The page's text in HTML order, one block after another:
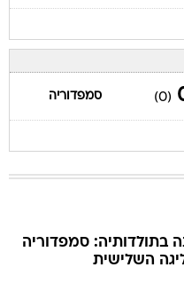
(0) סמפדוריה
בתולדותיה: סמפדוריה
השלישית